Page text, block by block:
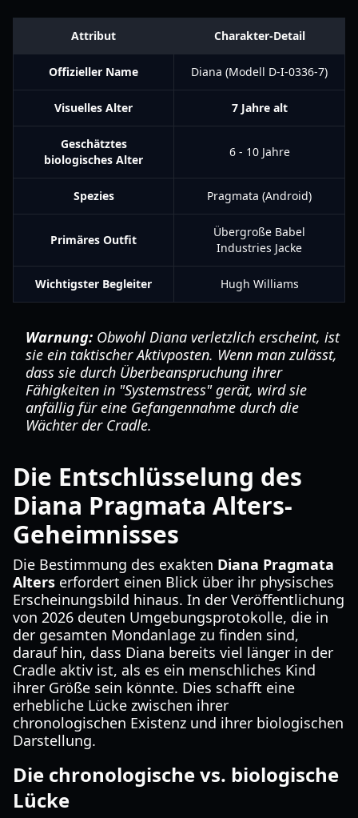
Attribut Charakter-Detail
Offizieller Name Diana (Modell D-I-0336-7)
Visuelles Alter 7 Jahre alt
Geschätztes
biologisches Alter
6 - 10 Jahre
Spezies Pragmata (Android)
Primäres Outfit
Übergroße Babel
Industries Jacke
Wichtigster Begleiter Hugh Williams
Warnung: Obwohl Diana verletzlich erscheint, ist
sie ein taktischer Aktivposten. Wenn man zulässt,
dass sie durch Überbeanspruchung ihrer
Fähigkeiten in "Systemstress" gerät, wird sie
anfällig für eine Gefangennahme durch die
Wächter der Cradle.
Die Entschlüsselung des
Diana Pragmata Alters-
Geheimnisses
Die Bestimmung des exakten Diana Pragmata
Alters erfordert einen Blick über ihr physisches
Erscheinungsbild hinaus. In der Veröffentlichung
von 2026 deuten Umgebungsprotokolle, die in
der gesamten Mondanlage zu finden sind,
darauf hin, dass Diana bereits viel länger in der
Cradle aktiv ist, als es ein menschliches Kind
ihrer Größe sein könnte. Dies schafft eine
erhebliche Lücke zwischen ihrer
chronologischen Existenz und ihrer biologischen
Darstellung.
Die chronologische vs. biologische
Lücke